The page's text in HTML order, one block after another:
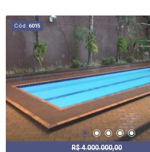
Cód. 6015
R$ 4.000.000,00